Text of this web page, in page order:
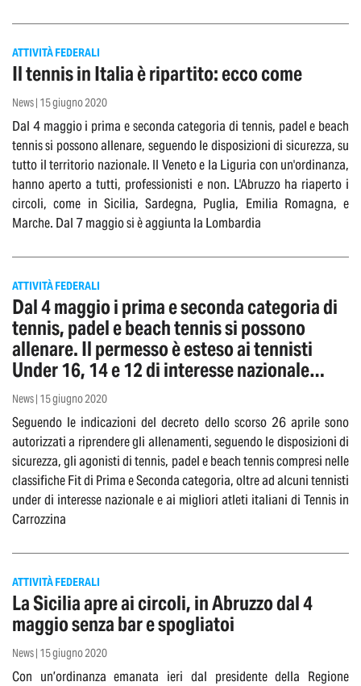
ATTIVITÀ FEDERALI
Il tennis in Italia è ripartito: ecco come
News | 15 giugno 2020
Dal 4 maggio i prima e seconda categoria di tennis, padel e beach
tennis si possono allenare, seguendo le disposizioni di sicurezza, su
tutto il territorio nazionale. Il Veneto e la Liguria con un'ordinanza,
hanno aperto a tutti, professionisti e non. L'Abruzzo ha riaperto i
circoli, come in Sicilia, Sardegna, Puglia, Emilia Romagna, e
Marche. Dal 7 maggio si è aggiunta la Lombardia
ATTIVITÀ FEDERALI
Dal 4 maggio i prima e seconda categoria di
tennis, padel e beach tennis si possono
allenare. Il permesso è esteso ai tennisti
Under 16, 14 e 12 di interesse nazionale
convocati nei CPA
News | 15 giugno 2020
Seguendo le indicazioni del decreto dello scorso 26 aprile sono
autorizzati a riprendere gli allenamenti, seguendo le disposizioni di
sicurezza, gli agonisti di tennis, padel e beach tennis compresi nelle
classifiche Fit di Prima e Seconda categoria, oltre ad alcuni tennisti
under di interesse nazionale e ai migliori atleti italiani di Tennis in
Carrozzina
ATTIVITÀ FEDERALI
La Sicilia apre ai circoli, in Abruzzo dal 4
maggio senza bar e spogliatoi
News | 15 giugno 2020
Con un’ordinanza emanata ieri dal presidente della Regione